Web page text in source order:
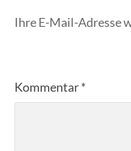
Ihre E-Mail-Adresse
Kommentar*